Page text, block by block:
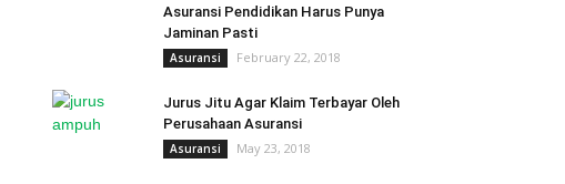
Asuransi Pendidikan Harus Punya
Jaminan Pasti
Asuransi February 22, 2018
Jurus Jitu Agar Klaim Terbayar Oleh
Perusahaan Asuransi
Asuransi May 23, 2018